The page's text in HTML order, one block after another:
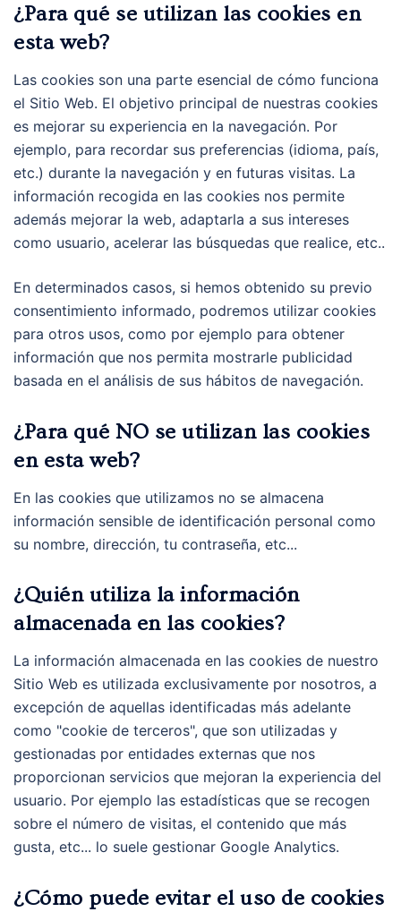
¿Para qué se utilizan las cookies en
esta web?
Las cookies son una parte esencial de cómo funciona
el Sitio Web. El objetivo principal de nuestras cookies
es mejorar su experiencia en la navegación. Por
ejemplo, para recordar sus preferencias (idioma, país,
etc.) durante la navegación y en futuras visitas. La
información recogida en las cookies nos permite
además mejorar la web, adaptarla a sus intereses
como usuario, acelerar las búsquedas que realice, etc..
En determinados casos, si hemos obtenido su previo
consentimiento informado, podremos utilizar cookies
para otros usos, como por ejemplo para obtener
información que nos permita mostrarle publicidad
basada en el análisis de sus hábitos de navegación.
¿Para qué NO se utilizan las cookies
en esta web?
En las cookies que utilizamos no se almacena
información sensible de identificación personal como
su nombre, dirección, tu contraseña, etc...
¿Quién utiliza la información
almacenada en las cookies?
La información almacenada en las cookies de nuestro
Sitio Web es utilizada exclusivamente por nosotros, a
excepción de aquellas identificadas más adelante
como "cookie de terceros", que son utilizadas y
gestionadas por entidades externas que nos
proporcionan servicios que mejoran la experiencia del
usuario. Por ejemplo las estadísticas que se recogen
sobre el número de visitas, el contenido que más
gusta, etc... lo suele gestionar Google Analytics.
¿Cómo puede evitar el uso de cookies